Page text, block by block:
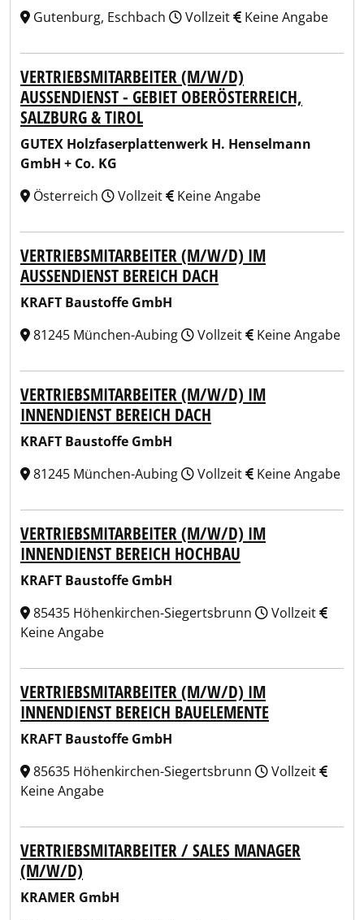
Gutenburg, Eschbach
Vollzeit Keine Angabe
VERTRIEBSMITARBEITER (M/W/D)
AUSSENDIENST - GEBIET OBERÖSTERREICH, S
ALZBURG & TIROL
GUTEX Holzfaserplattenwerk H. Henselmann
GmbH + Co. KG
Österreich
Vollzeit Keine Angabe
VERTRIEBSMITARBEITER (M/W/D) IM
AUSSENDIENST BEREICH DACH
KRAFT Baustoffe GmbH
81245 München-Aubing
Vollzeit Keine Angabe
VERTRIEBSMITARBEITER (M/W/D) IM
INNENDIENST BEREICH DACH
KRAFT Baustoffe GmbH
81245 München-Aubing
Vollzeit Keine Angabe
VERTRIEBSMITARBEITER (M/W/D) IM
INNENDIENST BEREICH HOCHBAU
KRAFT Baustoffe GmbH
85435 Höhenkirchen-Siegertsbrunn
Vollzeit
Keine Angabe
VERTRIEBSMITARBEITER (M/W/D) IM
INNENDIENST BEREICH BAUELEMENTE
KRAFT Baustoffe GmbH
85635 Höhenkirchen-Siegertsbrunn
Vollzeit
Keine Angabe
VERTRIEBSMITARBEITER / SALES MANAGER
(M/W/D)
KRAMER GmbH